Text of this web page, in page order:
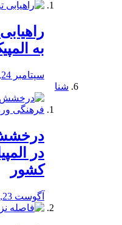
به
سپتامبر 24, 2019
شنا
درخشش
در
کشور
آگوست 23, 2019